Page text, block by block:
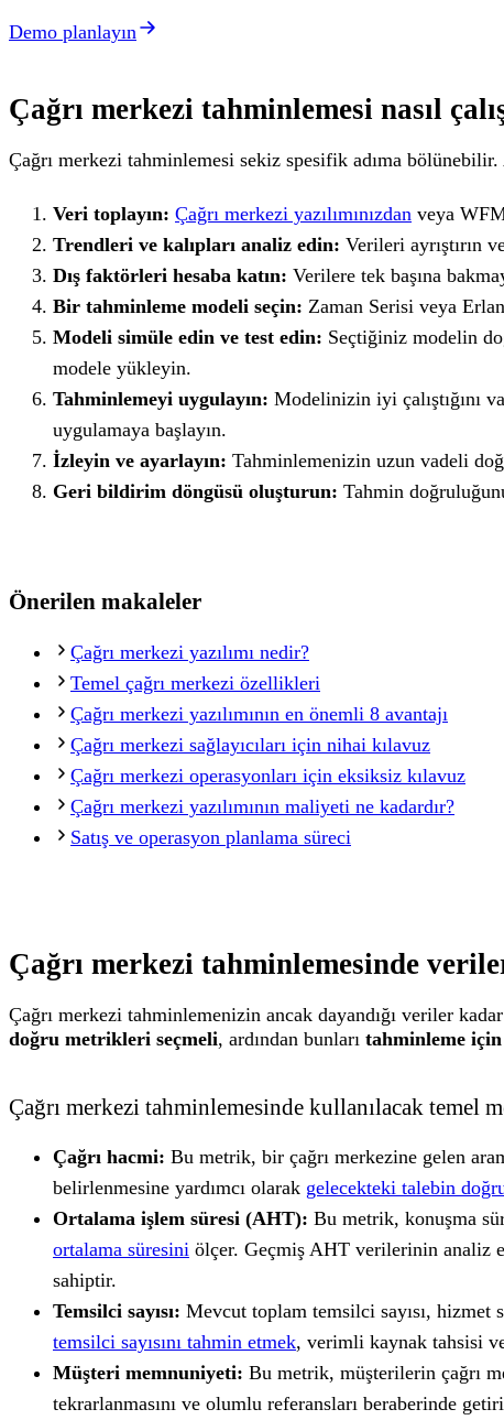
Demo planlayın
Çağrı merkezi tahminlemesi nasıl
Çağrı merkezi tahminlemesi sekiz spesifik adıma
Veri toplayın: Çağrı merkezi yazılımınızdan veya
Trendleri ve kalıpları analiz edin: Verileri ayrıştırın
Dış faktörleri hesaba katın: Verilere tek başına
Bir tahminleme modeli seçin: Zaman Serisi veya
Modeli simüle edin ve test edin: Seçtiğiniz modelin
modele yükleyin.
Tahminlemeyi uygulayın: Modelinizin iyi çalıştığını
uygulamaya başlayın.
İzleyin ve ayarlayın: Tahminlemenizin uzun vadeli
Geri bildirim döngüsü oluşturun: Tahmin
Önerilen makaleler
Çağrı merkezi yazılımı nedir?
Temel çağrı merkezi özellikleri
Çağrı merkezi yazılımının en önemli 8 avantajı
Çağrı merkezi sağlayıcıları için nihai kılavuz
Çağrı merkezi operasyonları için eksiksiz kılavuz
Çağrı merkezi yazılımının maliyeti ne kadardır?
Satış ve operasyon planlama süreci
Çağrı merkezi tahminlemesinde
Çağrı merkezi tahminlemenizin ancak dayandığı veriler
doğru metrikleri seçmeli, ardından bunları tahminleme için
Çağrı merkezi tahminlemesinde kullanılacak temel
Çağrı hacmi: Bu metrik, bir çağrı merkezine gelen
belirlenmesine yardımcı olarak gelecekteki talebin
Ortalama işlem süresi (AHT): Bu metrik, konuşma
ortalama süresini ölçer. Geçmiş AHT verilerinin analiz
sahiptir.
Temsilci sayısı: Mevcut toplam temsilci sayısı,
temsilci sayısını tahmin etmek, verimli kaynak tahsisi
Müşteri memnuniyeti: Bu metrik, müşterilerin çağrı
tekrarlanmasını ve olumlu referansları beraberinde